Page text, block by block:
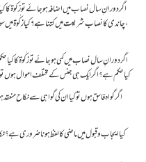
اگر دورانِ سال نصاب میں اضافہ ہو جائے تو زکوۃ کا
،چاندی کا نصاب شریعت میں کتنا ہے؟ کیا زکٰوۃ
اگر دورانِ سال نصاب میں کمی ہو جائے تو زکٰوۃ کا کیا حکم
کیا حکم ہے؟ اگر ایک ہی جنس کے مختلف اموال ہوں
اگر گواہ فاسق ہوں تو کیا ان کی گواہی سے نکاح
کیا ایجاب و قبول میں ماضی کا لفظ ہونا ضروری